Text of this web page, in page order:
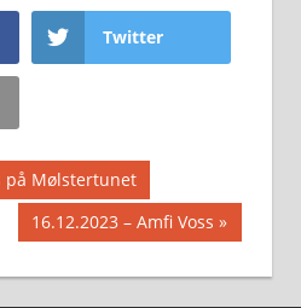
Twitter
på Mølstertunet
Next
Post:
16.12.2023 – Amfi Voss